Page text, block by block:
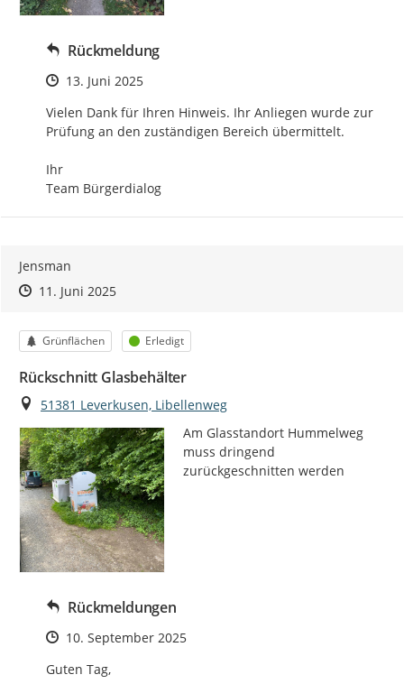
Rückmeldung
Zeitpunkt des Erstellens
13. Juni 2025
Vielen Dank für Ihren Hinweis. Ihr Anliegen wurde zur
Prüfung an den zuständigen Bereich übermittelt.
Ihr
Team Bürgerdialog
Jensman
Zeitpunkt des Erstellens
Zeitpunkt des Erstellens
11. Juni 2025Zur Äußerung
Kategorie
Grünflächen Status
Erledigt
Rückschnitt Glasbehälter
Ort
51381 Leverkusen, Libellenweg
Am Glasstandort Hummelweg
muss dringend
zurückgeschnitten werden
Rückmeldungen
Zeitpunkt des Erstellens
10. September 2025
Guten Tag,